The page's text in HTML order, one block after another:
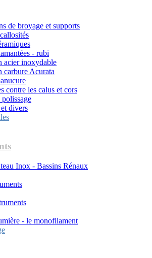
de broyage et supports
- rubi
acier inoxydable
carbure Acurata
contre les calus et cors
divers
Inox - Bassins Rénaux
- le monofilament